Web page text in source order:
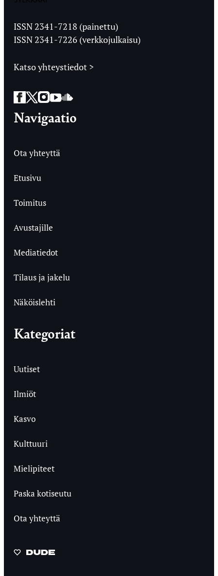
Ylioppilaslehti
ISSN 2341-7218 (painettu)
ISSN 2341-7226 (verkkojulkaisu)
Katso yhteystiedot >
Facebook
Twitter
Instagram
YouTube
SoundCloud
Navigaatio
Ota yhteyttä
Etusivu
Toimitus
Avustajille
Mediatiedot
Tilaus ja jakelu
Näköislehti
Kategoriat
Uutiset
Ilmiöt
Kasvo
Kulttuuri
Mielipiteet
Paska kotiseutu
Ota yhteyttä